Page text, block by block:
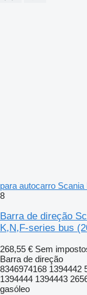
para autocarro
8
Barra de direção
K,N,F-series bus
268,55 € Sem
Barra de direção
8346974168 1394442
1394444 1394443
gasóleo